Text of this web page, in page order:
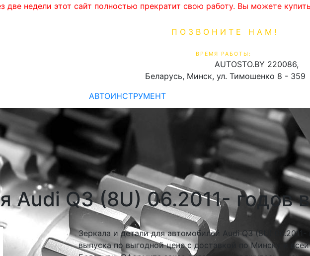
две недели этот сайт полностью прекратит свою работу. Вы можете
ПОЗВОНИТЕ НАМ!
ВРЕМЯ РАБОТЫ:
AUTOSTO.BY 220086,
Беларусь, Минск, ул. Тимошенко 8 - 359
АВТОИНСТРУМЕНТ
Audi Q3 (8U) 06.2011- годов
Зеркала и детали для автомобилей Audi Q3 (8U) 06.2011-
выпуска по выгодной цене с доставкой по Минску и всей